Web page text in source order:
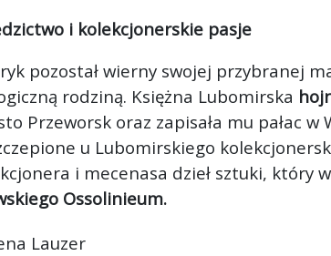
i kolekcjonerskie pasje
pozostał wierny swojej przybranej
rodziną. Księżna Lubomirska
Przeworsk oraz zapisała mu pałac
u Lubomirskiego
i mecenasa dzieł sztuki, który
Ossolinieum.
Lauzer